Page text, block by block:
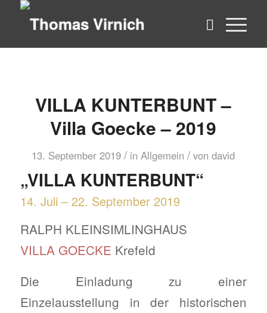
VILLA KUNTERBUNT –
Villa Goecke – 2019
13. September 2019 / inAllgemein / vondavid
„VILLA KUNTERBUNT“
14. Juli – 22. September 2019
RALPH KLEINSIMLINGHAUS
VILLA GOECKE Krefeld
Die Einladung zu einer
Einzelausstellung in der historischen